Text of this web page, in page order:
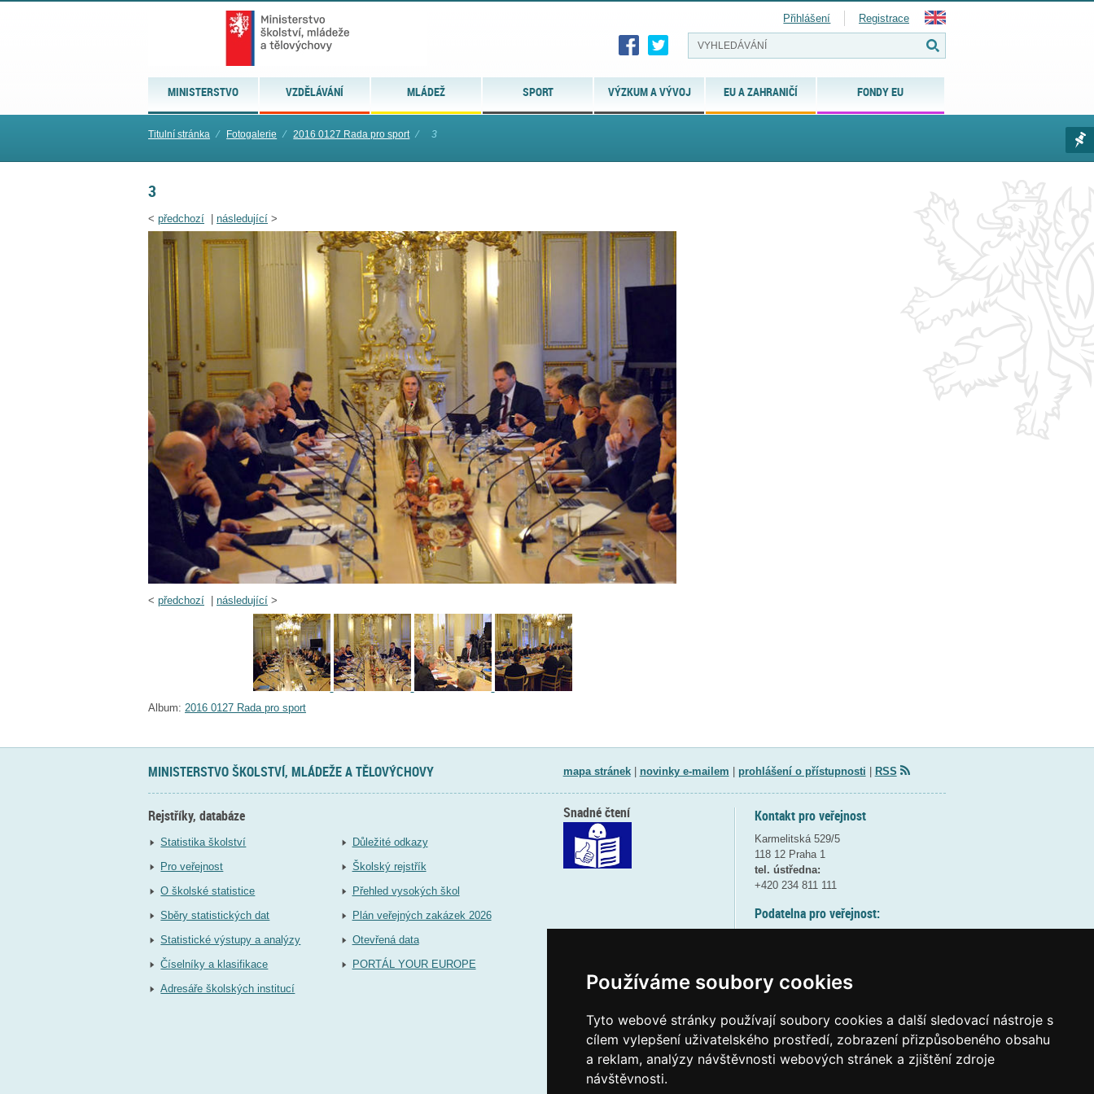
Používáme soubory cookies
Tyto webové stránky používají soubory cookies a další sledovací nástroje s
cílem vylepšení uživatelského prostředí, zobrazení přizpůsobeného obsahu
a reklam, analýzy návštěvnosti webových stránek a zjištění zdroje
návštěvnosti.
MINISTERSTVO VZDĚLÁVÁNÍ MLÁDEŽ SPORT VÝZKUM A VÝVOJ EU A ZAHRANIČÍ FONDY EU
Přihlášení Registrace
Titulní stránka ⁄ Fotogalerie ⁄ 2016 0127 Rada pro sport ⁄ 3
3
< předchozí následující >
< předchozí následující >
Album: 2016 0127 Rada pro sport
MINISTERSTVO ŠKOLSTVÍ, MLÁDEŽE A TĚLOVÝCHOVY mapa stránek| novinky e-mailem prohlášení o přístupnosti RSS
Rejstříky, databáze
Statistika školství
Pro veřejnost
O školské statistice
Sběry statistických dat
Statistické výstupy a analýzy
Číselníky a klasifikace
Adresáře školských institucí
Důležité odkazy
Školský rejstřík
Přehled vysokých škol
Plán veřejných zakázek 2026
Otevřená data
PORTÁL YOUR EUROPE
Kontakt pro veřejnost
Karmelitská 529/5
118 12 Praha 1
tel. ústředna:
+420 234 811 111
Podatelna pro veřejnost:
(více informací
Elektronická podatelna:
posta@msmtgov cz
Snadné čtení